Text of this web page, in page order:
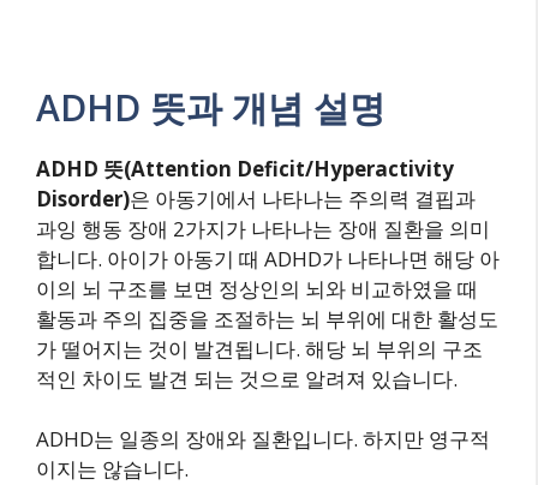
ADHD 뜻과 개념 설명
ADHD 뜻(Attention Deficit/Hyperactivity
Disorder)은 아동기에서 나타나는 주의력 결핍과
과잉 행동 장애 2가지가 나타나는 장애 질환을 의미
합니다. 아이가 아동기 때 ADHD가 나타나면 해당 아
이의 뇌 구조를 보면 정상인의 뇌와 비교하였을 때
활동과 주의 집중을 조절하는 뇌 부위에 대한 활성도
가 떨어지는 것이 발견됩니다. 해당 뇌 부위의 구조
적인 차이도 발견 되는 것으로 알려져 있습니다.
ADHD는 일종의 장애와 질환입니다. 하지만 영구적
이지는 않습니다.